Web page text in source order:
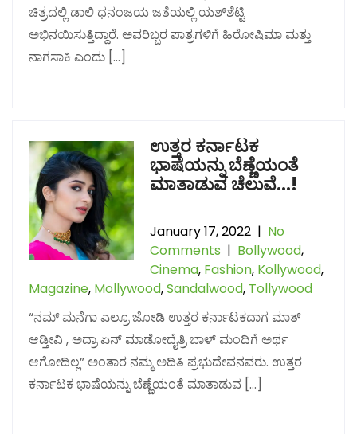
ಚಿತ್ರದಲ್ಲಿ ಡಾಲಿ ಧನಂಜಯ ಜತೆಯಲ್ಲಿ ಯಶ್‌ಶೆಟ್ಟಿ
ಅಭಿನಯಿಸುತ್ತಿದ್ದಾರೆ. ಅವರಿಬ್ಬರ ಪಾತ್ರಗಳಿಗೆ ಹಿರೋಷಿಮಾ ಮತ್ತು
ನಾಗಸಾಕಿ ಎಂದು […]
ಉತ್ತರ ಕರ್ನಾಟಕ
ಭಾಷೆಯನ್ನು ಬೆಣ್ಣೆಯಂತೆ
ಮಾತಾಡುವ ಚೆಲುವೆ…!
January 17, 2022 | No
Comments | Bollywood,
Cinema, Fashion, Kollywood,
Magazine, Mollywood,Sandalwood, Tollywood
“ನಮ್ ಮನೆಗಾ ಎಲ್ರೂ ಜೋಡಿ ಉತ್ತರ ಕರ್ನಾಟಕದಾಗ ಮಾತ್
ಆಡ್ತೀವಿ , ಅದ್ರಾ ಏನ್ ಮಾಡೋದೈತ್ರಿ ಬಾಳ್ ಮಂದಿಗೆ ಅರ್ಥ
ಆಗೋದಿಲ್ಲ” ಅಂತಾರ ನಮ್ಮ ಅದಿತಿ ಪ್ರಭುದೇವನವರು. ಉತ್ತರ
ಕರ್ನಾಟಕ ಭಾಷೆಯನ್ನು ಬೆಣ್ಣೆಯಂತೆ ಮಾತಾಡುವ […]